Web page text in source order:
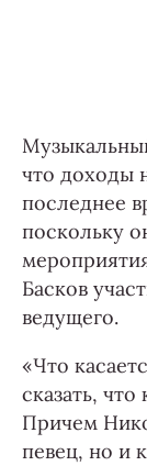
что доходы
последнее
поскольку
Басков
ведущего.
«Что
сказать,
Причем
певец, но и